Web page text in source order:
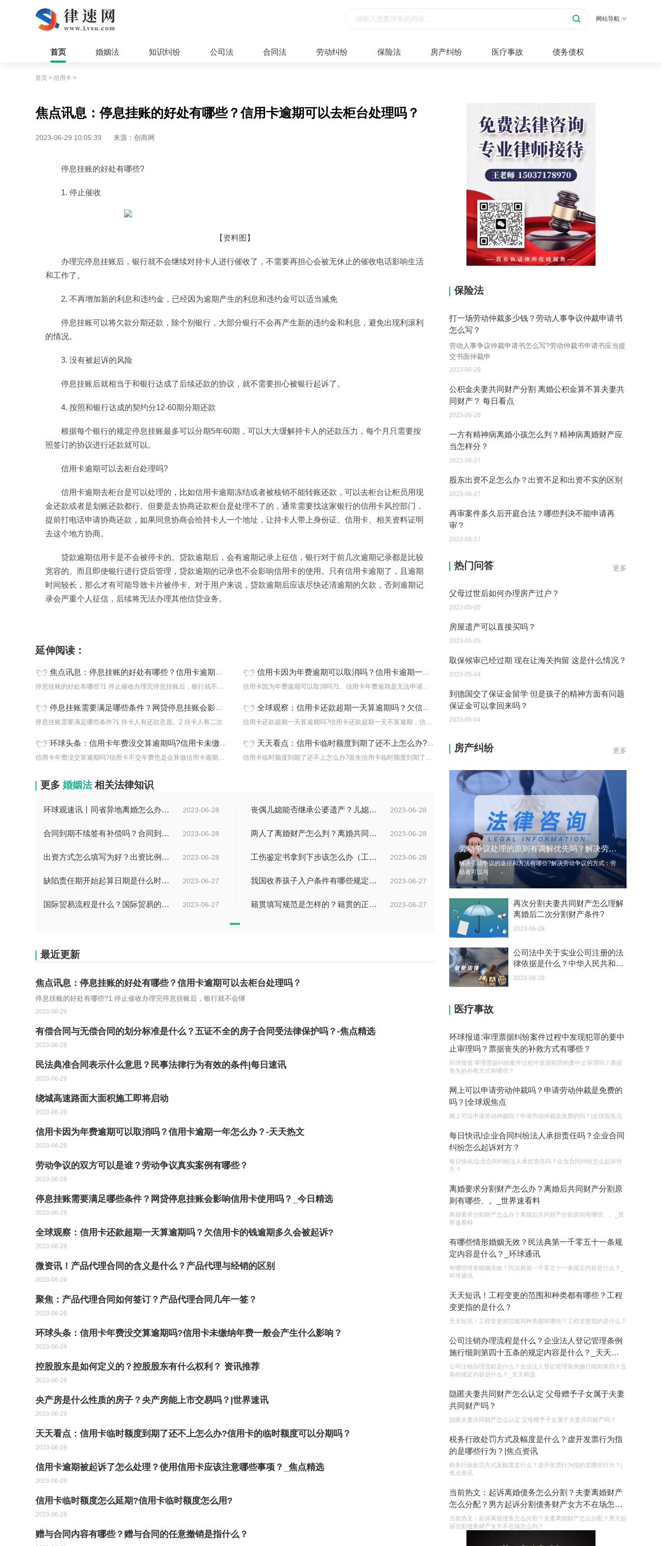
网站导航
首页 婚姻法 知识纠纷 公司法 合同法 劳动纠纷 保险法 房产纠纷 医疗事故 债务债权
首页 > 信用卡 >
焦点讯息：停息挂账的好处有哪些？信用卡逾期可以去柜台处理吗？
2023-06-29 10:05:39 来源：创商网
停息挂账的好处有哪些?
1. 停止催收
【资料图】
办理完停息挂账后，银行就不会继续对持卡人进行催收了，不需要再担心会被无休止的催收电话影响生活
和工作了。
2. 不再增加新的利息和违约金，已经因为逾期产生的利息和违约金可以适当减免
停息挂账可以将欠款分期还款，除个别银行，大部分银行不会再产生新的违约金和利息，避免出现利滚利
的情况。
3. 没有被起诉的风险
停息挂账后就相当于和银行达成了后续还款的协议，就不需要担心被银行起诉了。
4. 按照和银行达成的契约分12-60期分期还款
根据每个银行的规定停息挂账最多可以分期5年60期，可以大大缓解持卡人的还款压力，每个月只需要按
照签订的协议进行还款就可以。
信用卡逾期可以去柜台处理吗?
信用卡逾期去柜台是可以处理的，比如信用卡逾期冻结或者被核销不能转账还款，可以去柜台让柜员用现
金还款或者是划账还款都行。但要是去协商还款柜台是处理不了的，通常需要找这家银行的信用卡风控部门，
提前打电话申请协商还款，如果同意协商会给持卡人一个地址，让持卡人带上身份证、信用卡、相关资料证明
去这个地方协商。
贷款逾期信用卡是不会被停卡的。贷款逾期后，会有逾期记录上征信，银行对于前几次逾期记录都是比较
宽容的。而且即使银行进行贷后管理，贷款逾期的记录也不会影响信用卡的使用。只有信用卡逾期了，且逾期
时间较长，那么才有可能导致卡片被停卡。对于用户来说，贷款逾期后应该尽快还清逾期的欠款，否则逾期记
录会严重个人征信，后续将无法办理其他信贷业务。
延伸阅读：
焦点讯息：停息挂账的好处有哪些？信用卡逾期可以去柜台处理吗？
停息挂账的好处有哪些?1 停止催收办理完停息挂账后，银行就不会继
信用卡因为年费逾期可以取消吗？信用卡逾期一年怎么办？-天天热文
信用卡因为年费逾期可以取消吗?1、信用卡年费逾期是无法申请消除的
停息挂账需要满足哪些条件？网贷停息挂账会影响信用卡使用吗？_今日精选
停息挂账需要满足哪些条件?1 持卡人有还款意愿。2 持卡人有二次
全球观察：信用卡还款超期一天算逾期吗？欠信用卡的钱逾期多久会被起诉?
信用卡还款超期一天算逾期吗?信用卡还款超期一天不算逾期，信用卡逾
环球头条：信用卡年费没交算逾期吗?信用卡未缴纳年费一般会产生什么影响？
信用卡年费没交算逾期吗?信用卡不交年费也是会算做信用卡逾期的，一
天天看点：信用卡临时额度到期了还不上怎么办?信用卡的临时额度可以分期吗？
信用卡临时额度到期了还不上怎么办?首先信用卡临时额度到期了并非要
更多 婚姻法 相关法律知识
2023-06-28
环球观速讯丨同省异地离婚怎么办理？夫妻异地离婚须准备哪些资料？ 2023-06-28
丧偶儿媳能否继承公婆遗产？儿媳有没有赡养老人的义务？
2023-06-28
合同到期不续签有补偿吗？合同到期未提前30天通知怎么赔偿？ 当前速看 2023-06-28
两人了离婚财产怎么判？离婚共同财产有哪些？_焦点快报
2023-06-28
出资方式怎么填写为好？出资比例怎么填写？ 2023-06-28
工伤鉴定书拿到下步该怎么办（工伤鉴定后要是对伤残等级结论不服怎么办）
2023-06-27
缺陷责任期开始起算日期是什么时候？缺陷责任终止证书签发的必要条件是什么？ 2023-06-27
我国收养孩子入户条件有哪些规定？办理收养登记的事实收养情况有几种？
2023-06-27
国际贸易流程是什么？国际贸易的具体流程的内容都有哪些？ 2023-06-27
籍贯填写规范是怎样的？籍贯的正确填写规范是什么？-天天微动态
最近更新
焦点讯息：停息挂账的好处有哪些？信用卡逾期可以去柜台处理吗？
停息挂账的好处有哪些?1 停止催收办理完停息挂账后，银行就不会继
2023-06-29
有偿合同与无偿合同的划分标准是什么？五证不全的房子合同受法律保护吗？-焦点精选
2023-06-29
民法典准合同表示什么意思？民事法律行为有效的条件|每日速讯
2023-06-29
绕城高速路面大面积施工即将启动
2023-06-29
信用卡因为年费逾期可以取消吗？信用卡逾期一年怎么办？-天天热文
2023-06-29
劳动争议的双方可以是谁？​劳动争议真实案例有哪些？
2023-06-29
停息挂账需要满足哪些条件？网贷停息挂账会影响信用卡使用吗？_今日精选
2023-06-29
全球观察：信用卡还款超期一天算逾期吗？欠信用卡的钱逾期多久会被起诉?
2023-06-29
微资讯！产品代理合同的含义是什么？产品代理与经销的区别
2023-06-29
聚焦：产品代理合同如何签订？产品代理合同几年一签？
2023-06-29
环球头条：信用卡年费没交算逾期吗?信用卡未缴纳年费一般会产生什么影响？
2023-06-29
控股股东是如何定义的？控股股东有什么权利？ 资讯推荐
2023-06-29
央产房是什么性质的房子？央产房能上市交易吗？|世界速讯
2023-06-29
天天看点：信用卡临时额度到期了还不上怎么办?信用卡的临时额度可以分期吗？
2023-06-29
信用卡逾期被起诉了怎么处理？使用信用卡应该注意哪些事项？_焦点精选
2023-06-29
信用卡临时额度怎么延期?信用卡临时额度怎么用?
2023-06-29
赠与合同内容有哪些？赠与合同的任意撤销是指什么？
保险法
打一场劳动仲裁多少钱？劳动人事争议仲裁申请书
怎么写？
劳动人事争议仲裁申请书怎么写?劳动仲裁书申请书应当提
交书面仲裁申
2023-06-29
公积金夫妻共同财产分割 离婚公积金算不算夫妻共
同财产？ 每日看点
2023-06-28
一方有精神病离婚小孩怎么判？精神病离婚财产应
当怎样分？
2023-06-27
股东出资不足怎么办？出资不足和出资不实的区别
2023-06-27
再审案件多久后开庭合法？哪些判决不能申请再
审？
2023-06-27
更多
热门问答
继承遗产的份额怎么分配？
父母过世后如何办理房产过户？
2023-05-05
房屋遗产可以直接买吗？
2023-05-05
取保候审已经过期 现在让海关拘留 这是什么情况？
2023-05-04
到德国交了保证金留学 但是孩子的精神方面有问题
保证金可以拿回来吗？
2023-05-04
2023-05-04
您好：请问从国外进口的费钢税率是多少？非常感
谢！
2023-05-04
外国旅游签证可以在中国大使馆登记结婚吗？
2023-05-04
我可以在苏州申请护照吗？我所在的地方是云南
2023-05-04
你好 我想问一下外国人来这里工作没有护照该怎么
办？
2023-05-04
如何续签居住证 我的1月7日到期
中介说商务签转工作签证合法吗 应该向哪个国家机
关报案？
你好 我需要申请去美国结婚的签证 过程是什么？
代理权的产生原因是什么？当我国没有外贸经营权
的企业委托外贸公司进出口贸易时，相关当事人的
权利和责任是什么？
2023-05-04
单纯的遗产赠要缴税吗？
2023-05-05
遗产继承必须要公证吗？
2023-05-05
更多
房产纠纷
劳动争议处理的原则有调解优先吗？解决劳动争议的途径和方法有哪些？-每日速看
解决劳动争议的途径和方法有哪些?解决劳动争议的方式：劳
动者可以与
再次分割夫妻共同财产怎么理解
离婚后二次分割财产条件?
2023-06-28
公司法中关于实业公司注册的法
律依据是什么？中华人民共和国
公司法第二十三条是什么？ 当前
2023-06-28
医疗事故
环球报道:审理票据纠纷案件过程中发现犯罪的要中
止审理吗？票据丧失的补救方式有哪些？
环球报道:审理票据纠纷案件过程中发现犯罪的要中止审理吗？票据
丧失的补救方式有哪些？
网上可以申请劳动仲裁吗？申请劳动仲裁是免费的
吗？|全球观焦点
网上可以申请劳动仲裁吗？申请劳动仲裁是免费的吗？|全球观焦点
每日快讯!企业合同纠纷法人承担责任吗？企业合同
纠纷怎么起诉对方？
每日快讯!企业合同纠纷法人承担责任吗？企业合同纠纷怎么起诉对
方？
离婚要求分割财产怎么办？离婚后共同财产分割原
则有哪些、。_世界速看料
离婚要求分割财产怎么办？离婚后共同财产分割原则有哪些、。_世
界速看料
有哪些情形婚姻无效？民法典第一千零五十一条规
定内容是什么？_环球通讯
有哪些情形婚姻无效？民法典第一千零五十一条规定内容是什么？_
环球通讯
天天短讯！工程变更的范围和种类都有哪些？工程
变更指的是什么？
天天短讯！工程变更的范围和种类都有哪些？工程变更指的是什么？
公司注销办理流程是什么？企业法人登记管理条例
施行细则第四十五条的规定内容是什么？_天天精
选
公司注销办理流程是什么？企业法人登记管理条例施行细则第四十五
条的规定内容是什么？_天天精选
隐匿夫妻共同财产怎么认定 父母赠予子女属于夫妻
共同财产吗？
隐匿夫妻共同财产怎么认定 父母赠予子女属于夫妻共同财产吗？
税务行政处罚方式及幅度是什么？虚开发票行为指
的是哪些行为？|焦点资讯
税务行政处罚方式及幅度是什么？虚开发票行为指的是哪些行为？|
焦点资讯
当前热文：起诉离婚债务怎么分割？夫妻离婚财产
怎么分配？男方起诉分割债务财产女方不在场怎么
判？
当前热文：起诉离婚债务怎么分割？夫妻离婚财产怎么分配？男方起
诉分割债务财产女方不在场怎么判？